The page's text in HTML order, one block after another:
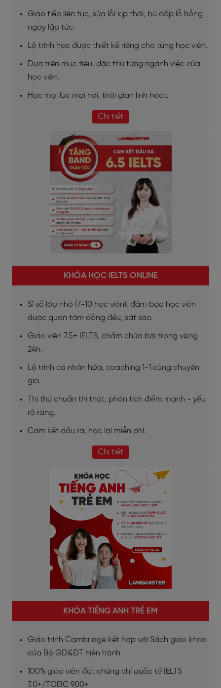
Giao tiếp liên tục, sửa lỗi kịp thời, bù đắp lỗ hổng
ngay lập tức.
Lộ trình học được thiết kế riêng cho từng học viên.
Dựa trên mục tiêu, đặc thù từng ngành việc của
học viên.
Học mọi lúc mọi nơi, thời gian linh hoạt.
Chi tiết
KHÓA HỌC IELTS ONLINE
Sĩ số lớp nhỏ (7-10 học viên), đảm bảo học viên
được quan tâm đồng đều, sát sao.
Giáo viên 7.5+ IELTS, chấm chữa bài trong vòng
24h.
Lộ trình cá nhân hóa, coaching 1-1 cùng chuyên
gia.
Thi thử chuẩn thi thật, phân tích điểm mạnh - yếu
rõ ràng.
Cam kết đầu ra, học lại miễn phí.
Chi tiết
KHÓA TIẾNG ANH TRẺ EM
Giáo trình Cambridge kết hợp với Sách giáo khoa
của Bộ GD&ĐT hiện hành
100% giáo viên đạt chứng chỉ quốc tế IELTS
7.0+/TOEIC 900+